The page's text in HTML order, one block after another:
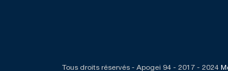
Tous droits réservés - Apogei 94 - 2017 - 2024